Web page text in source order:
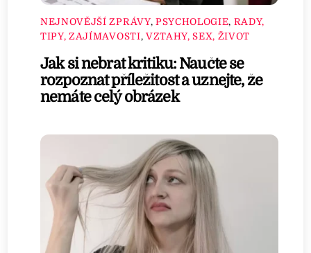
NEJNOVĚJŠÍ ZPRÁVY, PSYCHOLOGIE, RADY,
TIPY, ZAJÍMAVOSTI, VZTAHY, SEX, ŽIVOT
Jak si nebrat kritiku: Naučte se
rozpoznat příležitost a uznejte, že
nemáte celý obrázek